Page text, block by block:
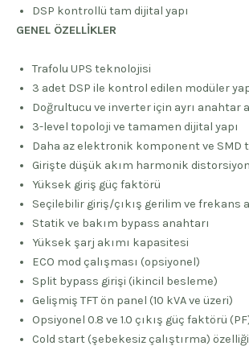
DSP kontrollü tam dijital yapı
GENEL ÖZELLİKLER
Trafolu UPS teknolojisi
3 adet DSP ile kontrol edilen modüler
Doğrultucu ve inverter için ayrı anahtar
3-level topoloji ve tamamen dijital yapı
Daha az elektronik komponent ve SMD
Girişte düşük akım harmonik
Yüksek giriş güç faktörü
Seçilebilir giriş/çıkış gerilim ve frekans
Statik ve bakım bypass anahtarı
Yüksek şarj akımı kapasitesi
ECO mod çalışması (opsiyonel)
Split bypass girişi (ikincil besleme)
Gelişmiş TFT ön panel (10 kVA ve üzeri)
Opsiyonel 0.8 ve 1.0 çıkış güç faktörü
Cold start (şebekesiz çalıştırma) özelliği